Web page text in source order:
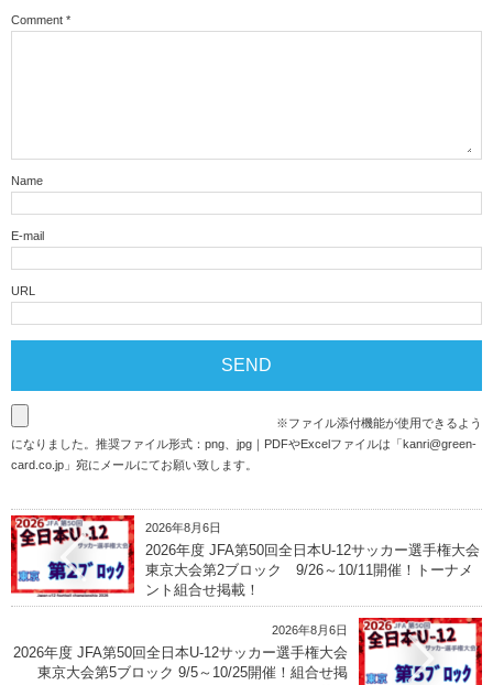
Comment *
Name
E-mail
URL
※ファイル添付機能が使用できるよう
になりました。推奨ファイル形式：png、jpg｜PDFやExcelファイルは「kanri@green-
card.co.jp 」宛にメールにてお願い致します。
2026年8月6日
2026年度 JFA第50回全日本U-12サッカー選手権大会
東京大会第2ブロック 9/26～10/11開催！トーナメ
ント組合せ掲載！
2026年8月6日
2026年度 JFA第50回全日本U-12サッカー選手権大会
東京大会第5ブロック 9/5～10/25開催！組合せ掲